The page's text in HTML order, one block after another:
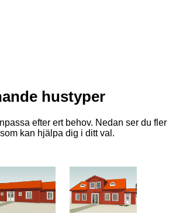
hustyper
efter ert behov. Nedan ser du fler
kan hjälpa dig i ditt val.